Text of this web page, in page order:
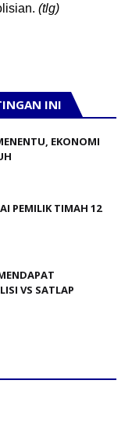
(tlg)
INI
EKONOMI
PEMILIK TIMAH 12
VS SATLAP